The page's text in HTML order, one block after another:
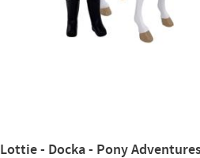
Lottie - Docka - Pony